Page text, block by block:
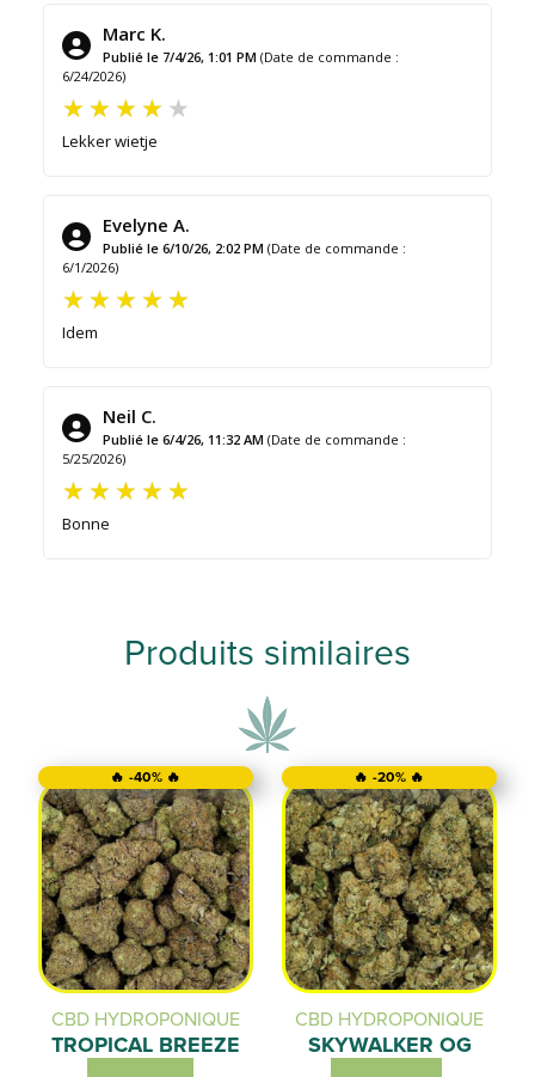
Marc K.
Publié le 7/4/26, 1:01 PM (Date de commande :
6/24/2026)
Lekker wietje
Evelyne A.
Publié le 6/10/26, 2:02 PM (Date de commande :
6/1/2026)
Idem
Neil C.
Publié le 6/4/26, 11:32 AM (Date de commande :
5/25/2026)
Bonne
Produits similaires
🔥 -40% 🔥
CBD HYDROPONIQUE
TROPICAL BREEZE
🔥 -20% 🔥
CBD HYDROPONIQUE
SKYWALKER OG